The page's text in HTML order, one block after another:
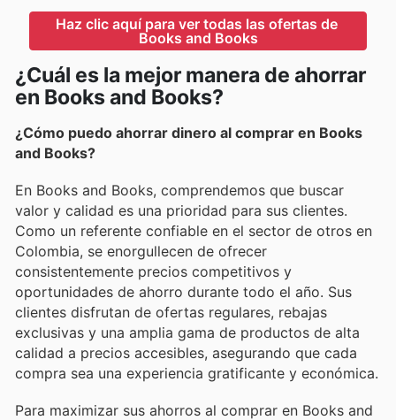
Haz clic aquí para ver todas las ofertas de
Books and Books
¿Cuál es la mejor manera de ahorrar
en Books and Books?
¿Cómo puedo ahorrar dinero al comprar en Books
and Books?
En Books and Books, comprendemos que buscar
valor y calidad es una prioridad para sus clientes.
Como un referente confiable en el sector de otros en
Colombia, se enorgullecen de ofrecer
consistentemente precios competitivos y
oportunidades de ahorro durante todo el año. Sus
clientes disfrutan de ofertas regulares, rebajas
exclusivas y una amplia gama de productos de alta
calidad a precios accesibles, asegurando que cada
compra sea una experiencia gratificante y económica.
Para maximizar sus ahorros al comprar en Books and